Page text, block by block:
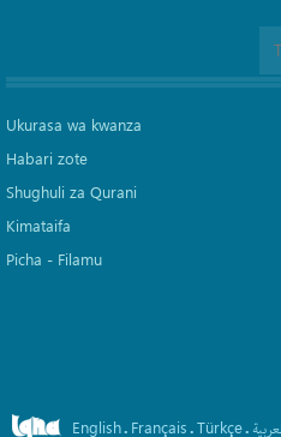
Ukurasa wa kwanza
Habari zote
Shughuli za Qurani
Kimataifa
Picha‎ - Filamu‎
English. Français.Türkçe.